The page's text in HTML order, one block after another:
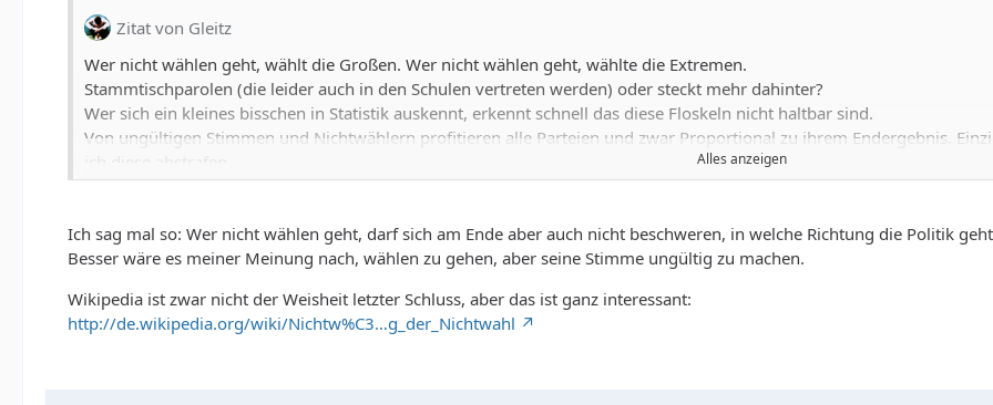
Zitat von Gleitz
Wer nicht wählen geht, wählt die Großen. Wer nicht wählen geht, wählte die Extremen.
Stammtischparolen (die leider auch in den Schulen vertreten werden) oder steckt mehr dahinter?
Wer sich ein kleines bisschen in Statistik auskennt, erkennt schnell das diese Floskeln nicht haltbar sind.
Von ungültigen Stimmen und Nichtwählern profitieren alle Parteien und zwar Proportional zu ihrem Endergebnis.
Der einzige was sich durch steigende Anzahl an Nichtwählern ändert ist, das die 5% Hürde bezogen auf die
Ein positiver Effekt ist bei steigender Anzahl an Nichtwählern, das den Parteien dadurch Geld verloren geht. Jede
reicht die Anzahl der Nichtwähler nicht aus, um die festgesetzte Obergrenze zu unterschreiten.
Alles anzeigen
Ich sag mal so: Wer nicht wählen geht, darf sich am Ende aber auch nicht beschweren, in welche Richtung die Politik
Besser wäre es meiner Meinung nach, wählen zu gehen, aber seine Stimme ungültig zu machen.
Wikipedia ist zwar nicht der Weisheit letzter Schluss, aber das ist ganz interessant:
http://de.wikipedia.org/wiki/Nichtw%C3…g_der_Nichtwahl